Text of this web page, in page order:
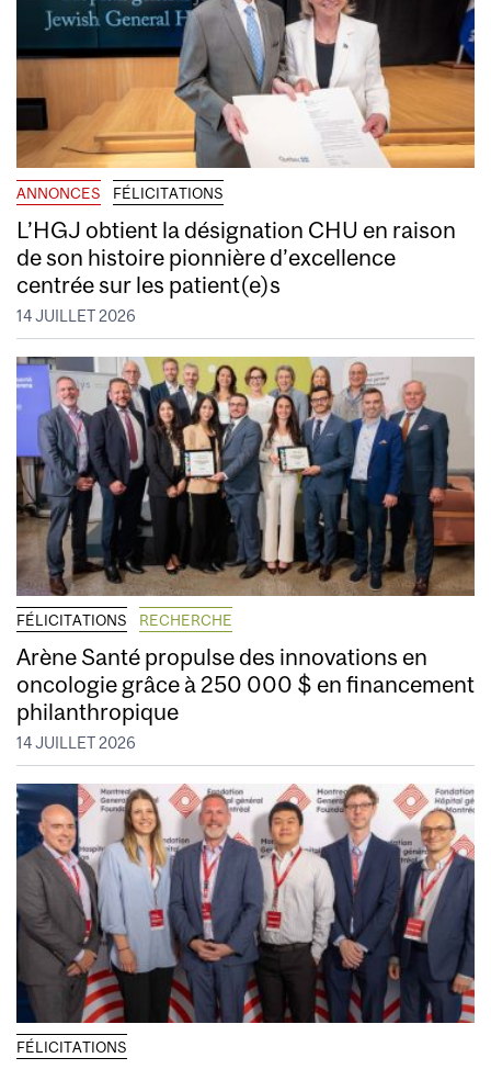
ANNONCES FÉLICITATIONS
L’HGJ obtient la désignation CHU en raison
de son histoire pionnière d’excellence
centrée sur les patient(e)s
14 JUILLET 2026
FÉLICITATIONS RECHERCHE
Arène Santé propulse des innovations en
oncologie grâce à 250 000 $ en financement
philanthropique
14 JUILLET 2026
FÉLICITATIONS